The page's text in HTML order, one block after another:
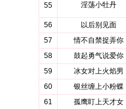
55 淫荡小牡丹
56 以后别见面
57
情不自禁捉弄你
58
鼓起勇气说爱你
59
冰女对上火焰男
60
银丝缠上小粉蝶
61
孤鹰盯上天才女